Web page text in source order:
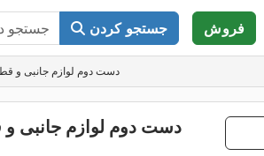
جستجو کردن فروش
دست دوم لوازم جانبی و
دست دوم لوازم جانبی